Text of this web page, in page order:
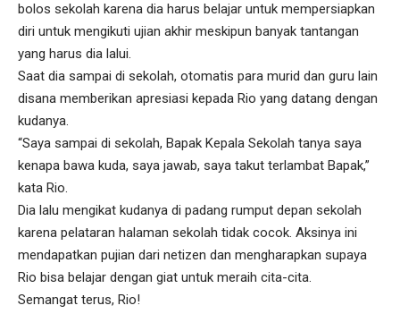
bolos sekolah karena dia harus belajar untuk mempersiapkan
diri untuk mengikuti ujian akhir meskipun banyak tantangan
yang harus dia lalui.
Saat dia sampai di sekolah, otomatis para murid dan guru lain
disana memberikan apresiasi kepada Rio yang datang dengan
kudanya.
“Saya sampai di sekolah, Bapak Kepala Sekolah tanya saya
kenapa bawa kuda, saya jawab, saya takut terlambat Bapak,”
kata Rio.
Dia lalu mengikat kudanya di padang rumput depan sekolah
karena pelataran halaman sekolah tidak cocok. Aksinya ini
mendapatkan pujian dari netizen dan mengharapkan supaya
Rio bisa belajar dengan giat untuk meraih cita-cita.
Semangat terus, Rio!